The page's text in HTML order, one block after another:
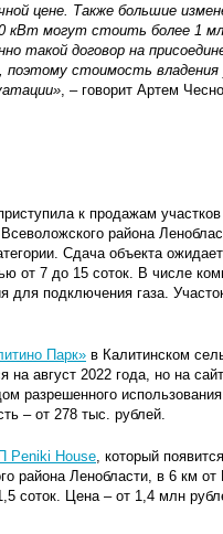
цене. Также большие
кВт могут стоить более 1
такой договор на
поэтому стоимость
, – говорит Артем
к продажам
района
Сдача объекта
от 7 до 15 соток. В числе
подключения газа.
Парк» в Калитинском
август 2022 года, но на
разрешенного
– от 278 тыс. рублей.
Peniki House, который
района Ленобласти, в 6 км
соток. Цена – от 1,4 млн